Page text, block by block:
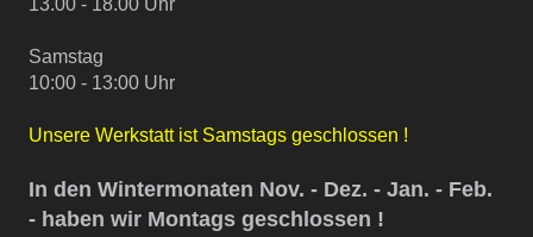
Samstag
10:00 - 13:00 Uhr
Unsere Werkstatt ist Samstags geschlossen !
In den Wintermonaten Nov. - Dez. - Jan. - Feb.
- haben wir Montags geschlossen !